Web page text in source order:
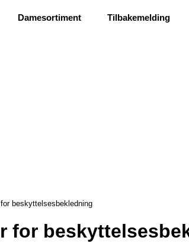
Damesortiment Tilbakemelding
beskyttelsesbekledning
for